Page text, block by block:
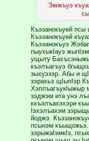
Зеикъуэ
Къэзанокъуей
Къэзанокъуей
Къэзанокъуэ
пыухыкIауэ
ущыту
къэлъагъуэ
зыхуэзэр. Абы и
зэрахьэ щIыпIэр
ХэплъагъукIыжыр
зэджэм ита унэ
кхъэлъахэхэри
Iэхэлъахэм
йоджэ.
псынэм
зэрыжаIэмкIэ,